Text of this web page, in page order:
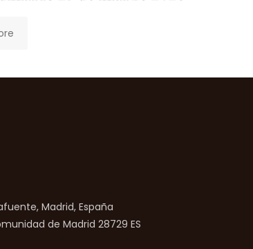
Madrid, España
de Madrid 28729 ES